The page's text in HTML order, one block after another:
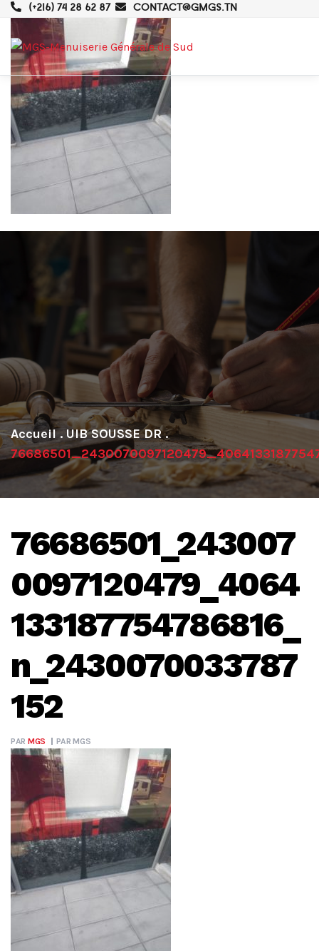
(+216) 74 28 62 87 CONTACT@GMGS.TN
. UIB SOUSSE DR .
76686501_243007
0097120479_4064
133187754786816_
n_2430070033787
152
PAR MGS PARMGS